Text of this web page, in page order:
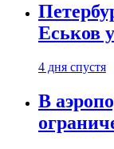
Еськов
4 дня спустя
В